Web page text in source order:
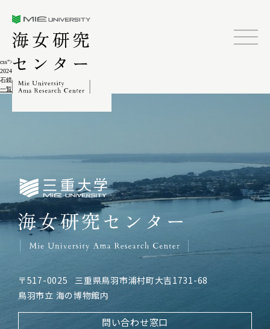
css">
2024.02.04
石鏡木村弁助宅出土鯨骨5-6-1
一覧に戻る
三重大学海女研究センター
〒517-0025
三重県鳥羽市浦村町大吉1731-68
鳥羽市立 海の博物館内
問い合わせ窓口